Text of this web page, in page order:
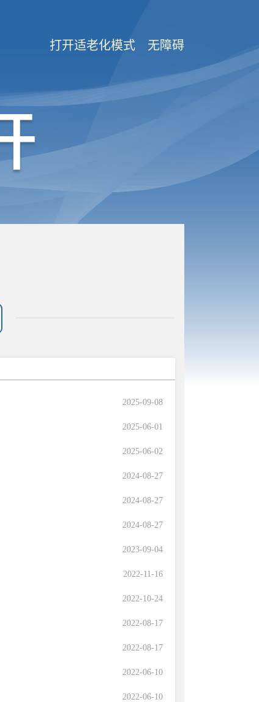
打开适老化模式 无障碍
2025-09-08
2025-06-01
2025-06-02
2024-08-27
2024-08-27
2024-08-27
2023-09-04
2022-11-16
2022-10-24
2022-08-17
2022-08-17
2022-06-10
2022-06-10